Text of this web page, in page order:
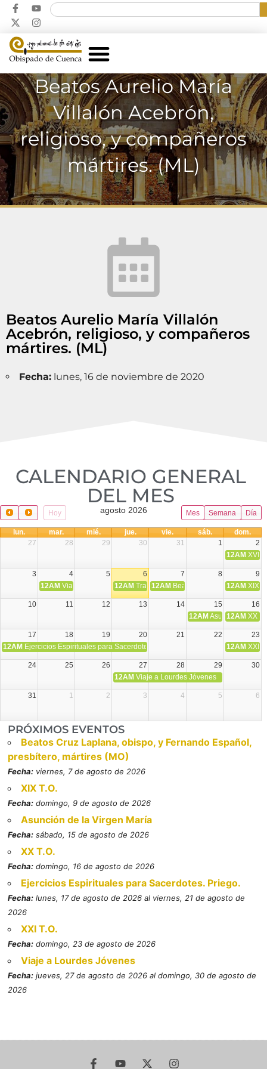
Beatos Aurelio María
Villalón Acebrón,
religioso, y compañeros
mártires. (ML)
Beatos Aurelio María Villalón
Acebrón, religioso, y compañeros
mártires. (ML)
Fecha: lunes, 16 de noviembre de 2020
CALENDARIO GENERAL
DEL MES​
Hoy Mes Semana Día
agosto 2026
lun. mar. mié. jue. vie. sáb.
dom.
27
28 29 30 31 1
2
12AM XVIII
3 4 5 6 7 8
9
12AM Viaje Diocesano a Japón.
12AM Transfiguración del Señor
12AM Beatos Cruz Laplana,
12AM XIX
10 11 12 13 14 15
16
12AM Asunción de la
12AM XX
17 18 19 20 21 22
23
12AM Ejercicios Espirituales para Sacerdotes. Priego. 12AM XXI
24 25 26 27 28 29
30
12AM Viaje a Lourdes Jóvenes
31 1 2 3 4 5 6
PRÓXIMOS EVENTOS
Beatos Cruz Laplana, obispo, y Fernando Español,
presbítero, mártires (MO)
Fecha: viernes, 7 de agosto de 2026
XIX T.O.
Fecha: domingo, 9 de agosto de 2026
Asunción de la Virgen María
Fecha: sábado, 15 de agosto de 2026
XX T.O.
Fecha: domingo, 16 de agosto de 2026
Ejercicios Espirituales para Sacerdotes. Priego.
Fecha: lunes, 17 de agosto de 2026 al viernes, 21 de agosto de
2026
XXI T.O.
Fecha: domingo, 23 de agosto de 2026
Viaje a Lourdes Jóvenes
Fecha: jueves, 27 de agosto de 2026 al domingo, 30 de agosto de
2026